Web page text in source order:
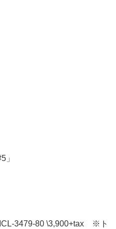
」
3479-80 \3,900+tax ※ト